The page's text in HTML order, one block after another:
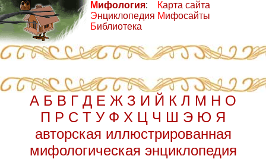
Мифология:
Энциклопедия
Библиотека
Карта сайта
Мифосайты
А Б В Г Д Е Ж З И Й К Л М Н О
П Р С Т У Ф Х Ц Ч Ш Э Ю Я
авторская иллюстрированная
мифологическая энциклопедия